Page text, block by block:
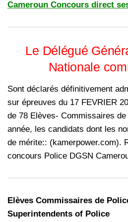
Cameroun Concours direct
Le Délégué
Nationale
Sont déclarés définitivement
sur épreuves du 17 FEVRIER
de 78 Elèves- Commissaires
année, les candidats dont les
de mérite:: (kamerpower.com).
concours Police DGSN
Elèves Commissaires de
Superintendents of Police